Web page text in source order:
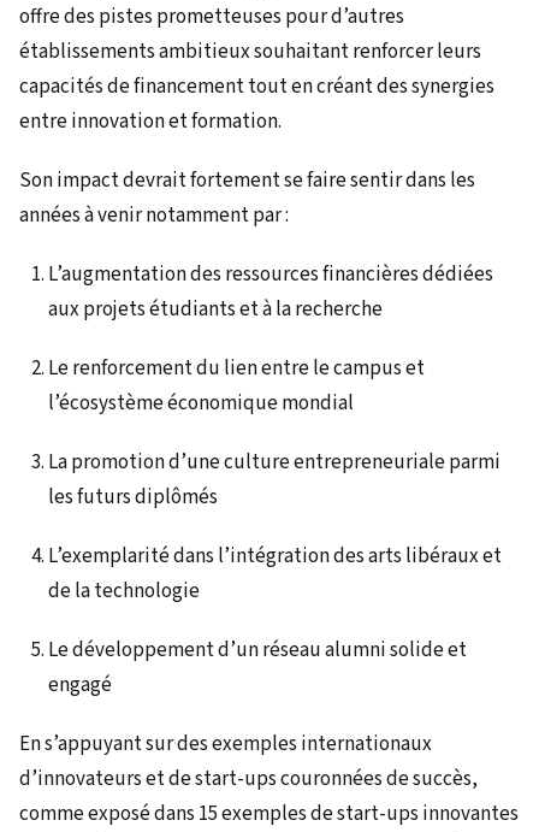
offre des pistes prometteuses pour d’autres
établissements ambitieux souhaitant renforcer leurs
capacités de financement tout en créant des synergies
entre innovation et formation.
Son impact devrait fortement se faire sentir dans les
années à venir notamment par :
L’augmentation des ressources financières dédiées
aux projets étudiants et à la recherche
Le renforcement du lien entre le campus et
l’écosystème économique mondial
La promotion d’une culture entrepreneuriale parmi
les futurs diplômés
L’exemplarité dans l’intégration des arts libéraux et
de la technologie
Le développement d’un réseau alumni solide et
engagé
En s’appuyant sur des exemples internationaux
d’innovateurs et de start-ups couronnées de succès,
comme exposé dans 15 exemples de start-ups innovantes